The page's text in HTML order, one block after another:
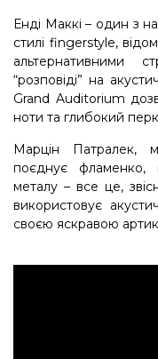
Енді Маккі – один з
стилі fingerstyle,
альтернативними
“розповіді” на
Grand Auditorium
ноти та глибокий
Марцін Патралек,
поєднує фламенко,
металу – все це,
використовує
своєю яскравою